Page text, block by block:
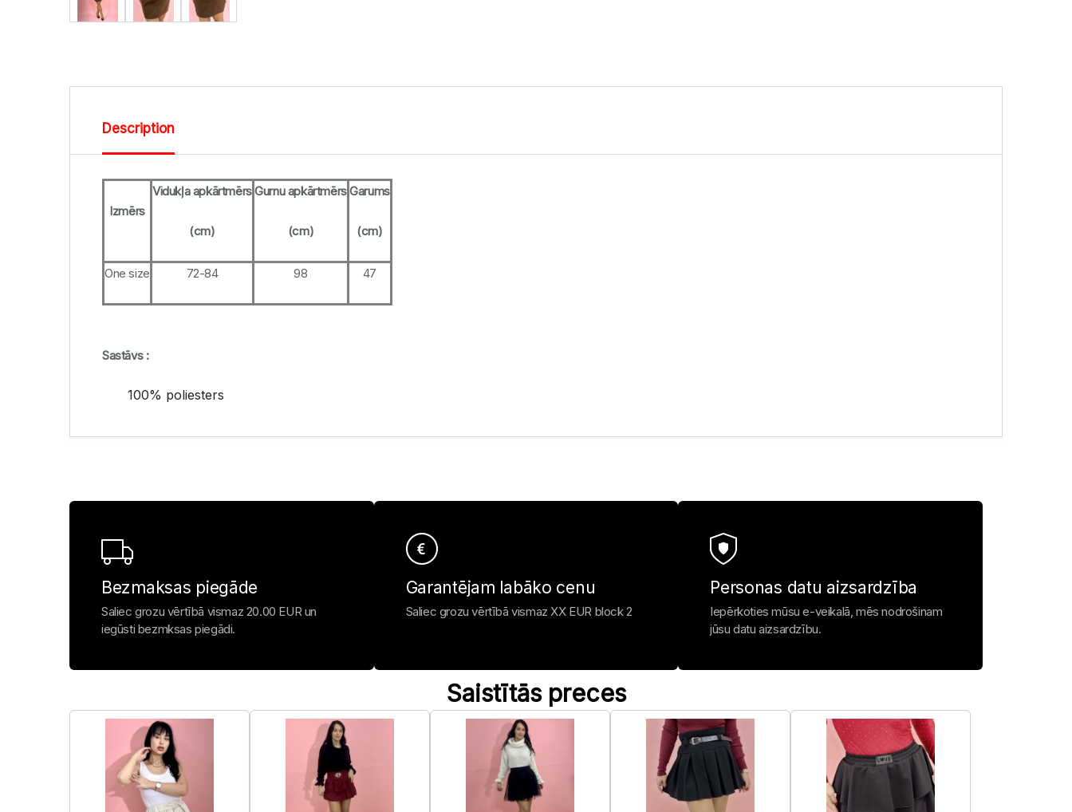
Description
Izmērs
Vidukļa apkārtmērs
(cm)
Gurnu apkārtmērs
(cm)
Garums
(cm)
One size 72-84 98 47
Sastāvs :
100% poliesters
Bezmaksas piegāde
Saliec grozu vērtībā vismaz 20.00 EUR un
iegūsti bezmksas piegādi.
Garantējam labāko cenu
Saliec grozu vērtībā vismaz XX EUR block 2
Personas datu aizsardzība
Iepērkoties mūsu e-veikalā, mēs nodrošinam
jūsu datu aizsardzību.
Saistītās preces